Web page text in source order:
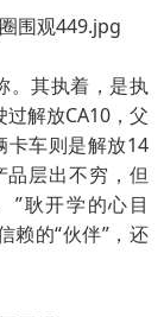
。其执着，是执
解放CA10，父
卡车则是解放14
品层出不穷，但
”耿开学的心目
赖的“伙伴”，还